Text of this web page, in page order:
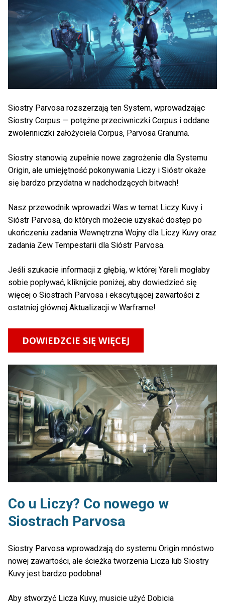
Siostry Parvosa rozszerzają ten System, wprowadzając
Siostry Corpus — potężne przeciwniczki Corpus i oddane
zwolenniczki założyciela Corpus, Parvosa Granuma.
Siostry stanowią zupełnie nowe zagrożenie dla Systemu
Origin, ale umiejętność pokonywania Liczy i Sióstr okaże
się bardzo przydatna w nadchodzących bitwach!
Nasz przewodnik wprowadzi Was w temat Liczy Kuvy i
Sióstr Parvosa, do których możecie uzyskać dostęp po
ukończeniu zadania Wewnętrzna Wojny dla Liczy Kuvy oraz
zadania Zew Tempestarii dla Sióstr Parvosa.
Jeśli szukacie informacji z głębią, w której Yareli mogłaby
sobie popływać, kliknijcie poniżej, aby dowiedzieć się
więcej o Siostrach Parvosa i ekscytującej zawartości z
ostatniej głównej Aktualizacji w Warframe!
DOWIEDZCIE SIĘ WIĘCEJ
Co u Liczy? Co nowego w
Siostrach Parvosa
Siostry Parvosa wprowadzają do systemu Origin mnóstwo
nowej zawartości, ale ścieżka tworzenia Licza lub Siostry
Kuvy jest bardzo podobna!
Aby stworzyć Licza Kuvy, musicie użyć Dobicia